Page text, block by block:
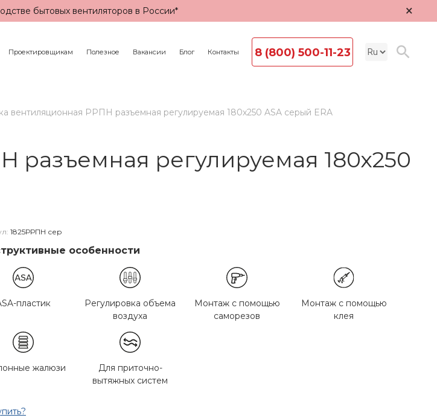
бытовых вентиляторов в России* ×
Проектировщикам Полезное Вакансии Блог Контакты 8 (800) 500-11-23
вентиляционная РРПН разъемная регулируемая 180х250 ASA серый ERA
регулируемая 180х250
1825РРПН сер
особенности
пластик
Регулировка объема
воздуха
Монтаж с помощью
саморезов
Монтаж с помощью
клея
жалюзи
Для приточно-
вытяжных систем